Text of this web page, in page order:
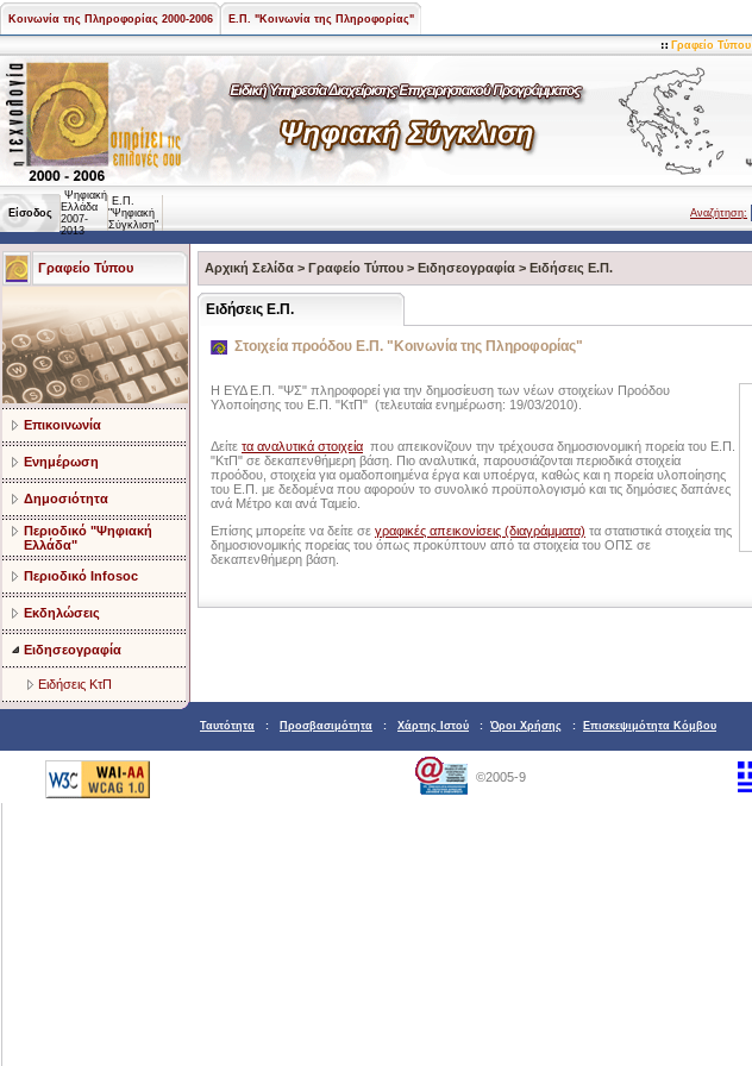
Κοινωνία της Πληροφορίας 2000-2006 Ε.Π. "Κοινωνία της Πληροφορίας"
Γραφείο Τύπου
Είσοδος
Ψηφιακή
Ελλάδα
2007-
2013
Ε.Π.
"Ψηφιακή
Σύγκλιση"
Αναζήτηση:
Γραφείο Τύπου
Επικοινωνία
Ενημέρωση
Δημοσιότητα
Περιοδικό "Ψηφιακή
Ελλάδα"
Περιοδικό Infosoc
Εκδηλώσεις
Ειδησεογραφία
Ειδήσεις ΚτΠ
Αρχική Σελίδα > Γραφείο Τύπου > Ειδησεογραφία > Ειδήσεις Ε.Π.
Ειδήσεις Ε.Π.
Στοιχεία προόδου Ε.Π. "Κοινωνία της Πληροφορίας"
Η ΕΥΔ Ε.Π. "ΨΣ" πληροφορεί για την δημοσίευση των νέων στοιχείων Προόδου
Υλοποίησης του Ε.Π. "ΚτΠ" (τελευταία ενημέρωση: 19/03/2010).
Δείτε τα αναλυτικά στοιχεία που απεικονίζουν την τρέχουσα δημοσιονομική πορεία του Ε.Π.
"ΚτΠ" σε δεκαπενθήμερη βάση. Πιο αναλυτικά, παρουσιάζονται περιοδικά στοιχεία
προόδου, στοιχεία για ομαδοποιημένα έργα και υποέργα, καθώς και η πορεία υλοποίησης
του Ε.Π. με δεδομένα που αφορούν το συνολικό προϋπολογισμό και τις δημόσιες δαπάνες
ανά Μέτρο και ανά Ταμείο.
Επίσης μπορείτε να δείτε σε γραφικές απεικονίσεις (διαγράμματα) τα στατιστικά στοιχεία της
δημοσιονομικής πορείας του όπως προκύπτουν από τα στοιχεία του ΟΠΣ σε
δεκαπενθήμερη βάση.
Ταυτότητα : Προσβασιμότητα : Χάρτης Ιστού : Όροι Χρήσης : Επισκεψιμότητα Κόμβου
©2005-9